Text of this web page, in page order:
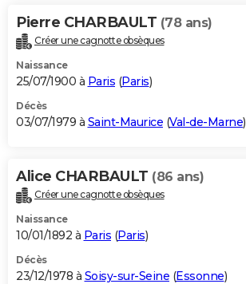
Pierre CHARBAULT (78 ans)
Créer une cagnotte obsèques
Naissance
25/07/1900 à Paris (Paris)
Décès
03/07/1979 à Saint-Maurice (Val-de-Marne)
Alice CHARBAULT (86 ans)
Créer une cagnotte obsèques
Naissance
10/01/1892 à Paris (Paris)
Décès
23/12/1978 à Soisy-sur-Seine (Essonne)